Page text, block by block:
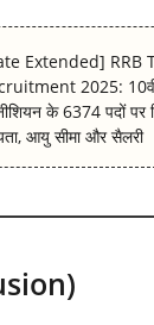
Extended] RRB
2025:
के 6374 पदों पर
आयु सीमा और सैलरी